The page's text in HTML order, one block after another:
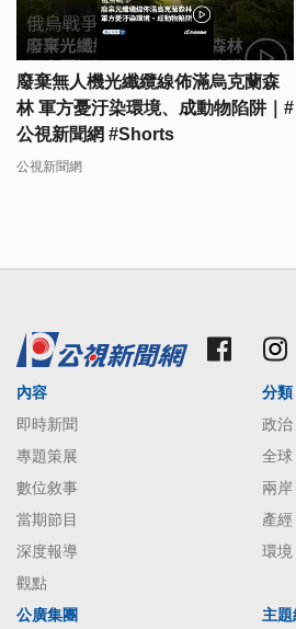
廢棄無人機光纖纜線佈滿烏克蘭森
林 軍方憂汙染環境、成動物陷阱｜#
公視新聞網 #Shorts
公視新聞網
內容
即時新聞
專題策展
數位敘事
當期節目
深度報導
觀點
分類
政治
全球
兩岸
產經
環境
公廣集團 主